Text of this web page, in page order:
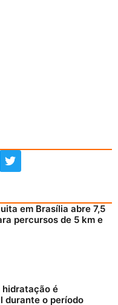
em Brasília abre 7,5
percursos de 5 km e
hidratação é
durante o período